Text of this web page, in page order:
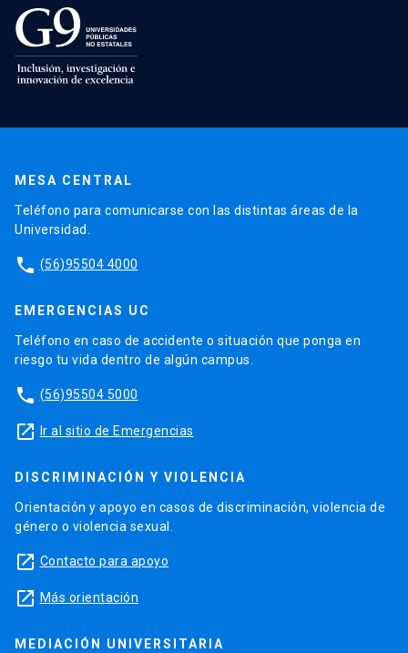
MESA CENTRAL
Teléfono para comunicarse con las distintas áreas de la
Universidad.
phone (56)95504 4000
EMERGENCIAS UC
Teléfono en caso de accidente o situación que ponga en
riesgo tu vida dentro de algún campus.
phone (56)95504 5000
launch Ir al sitio de Emergencias
DISCRIMINACIÓN Y VIOLENCIA
Orientación y apoyo en casos de discriminación, violencia de
género o violencia sexual.
launch Contacto para apoyo
launch Más orientación
MEDIACIÓN UNIVERSITARIA